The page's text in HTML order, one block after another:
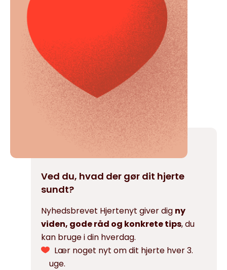
Ved du, hvad der gør dit hjerte
sundt?
Nyhedsbrevet Hjertenyt giver dig ny
viden, gode råd og konkrete tips, du
kan bruge i din hverdag.
Lær noget nyt om dit hjerte hver 3.
uge.